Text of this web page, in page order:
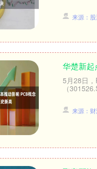
来源：
华楚新
5月28日
（
来源：